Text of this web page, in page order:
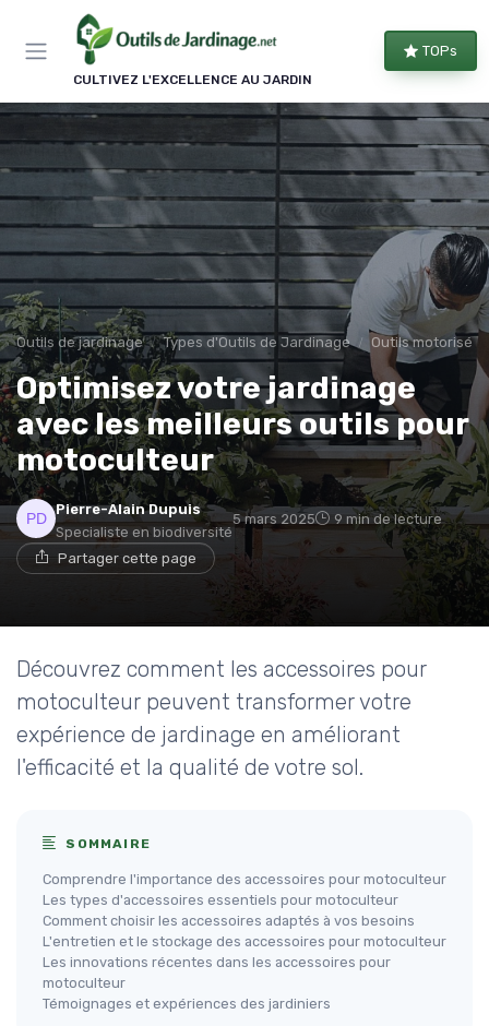
CULTIVEZ L'EXCELLENCE AU JARDIN
TOPs
Outils de jardinage Types d'Outils de Jardinage Outils motorisés
Optimisez votre jardinage
avec les meilleurs outils pour
motoculteur
Pierre-Alain Dupuis
Specialiste en biodiversité
5 mars 2025 9 min de lecture
Partager cette page
Découvrez comment les accessoires pour
motoculteur peuvent transformer votre
expérience de jardinage en améliorant
l'efficacité et la qualité de votre sol.
SOMMAIRE
Comprendre l'importance des accessoires pour motoculteur
Les types d'accessoires essentiels pour motoculteur
Comment choisir les accessoires adaptés à vos besoins
L'entretien et le stockage des accessoires pour motoculteur
Les innovations récentes dans les accessoires pour
motoculteur
Témoignages et expériences des jardiniers
Panneau de gestion des cookies